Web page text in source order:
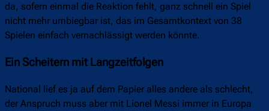
da, sofern einmal die Reaktion fehlt, ganz schnell ein Spiel
nicht mehr umbiegbar ist, das im Gesamtkontext von 38
Spielen einfach vernachlässigt werden könnte.
Ein Scheitern mit Langzeitfolgen
National lief es ja auf dem Papier alles andere als schlecht,
der Anspruch muss aber mit Lionel Messi immer in Europa